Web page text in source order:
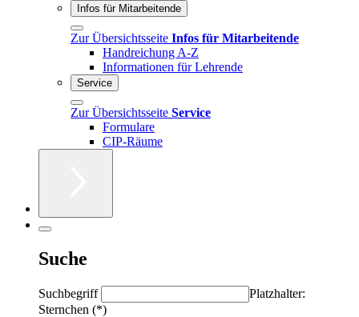
Infos für Mitarbeitende
Zur Übersichtsseite Infos für Mitarbeitende
Handreichung A-Z
Informationen für Lehrende
Service
Zur Übersichtsseite Service
Formulare
CIP-Räume
Suche
Suchbegriff
Platzhalter:
Sternchen (*)